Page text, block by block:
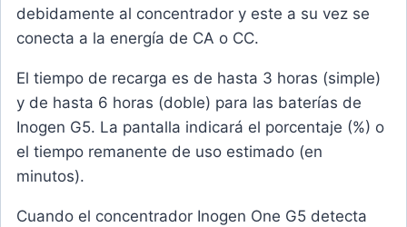
debidamente al concentrador y este a su vez se
conecta a la energía de CA o CC.
El tiempo de recarga es de hasta 3 horas (simple)
y de hasta 6 horas (doble) para las baterías de
Inogen G5. La pantalla indicará el porcentaje (%) o
el tiempo remanente de uso estimado (en
minutos).
Cuando el concentrador Inogen One G5 detecta